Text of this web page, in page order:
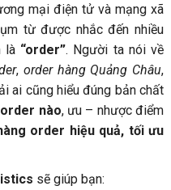
Hoa Nam Logistics
gì cho bạn?
chìa khóa thành công
mại điện tử và mạng xã
từ được nhắc đến nhiều
là “order”. Người ta nói về
, order hàng Quảng Châu,
ai cũng hiểu đúng bản chất
nào, ưu – nhược điểm
order hiệu quả, tối ưu
sẽ giúp bạn: